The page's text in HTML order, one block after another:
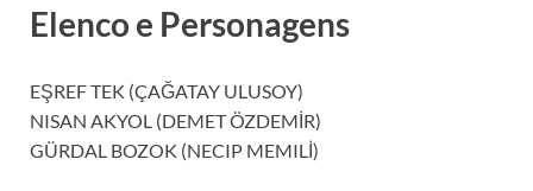
Elenco e Personagens
EŞREF TEK (ÇAĞATAY ULUSOY)
NISAN AKYOL (DEMET ÖZDEMİR)
GÜRDAL BOZOK (NECIP MEMILİ)